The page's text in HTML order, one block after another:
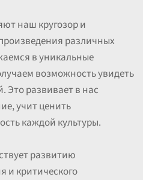
наш кругозор и
различных
в уникальные
возможность увидеть
Это развивает в нас
учит ценить
каждой культуры.
развитию
и критического